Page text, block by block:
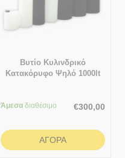
Βυτίο Κυλινδρικό
Κατακόρυφο Ψηλό 1000lt
Άμεσα διαθέσιμο €300,00
ΑΓΟΡΆ